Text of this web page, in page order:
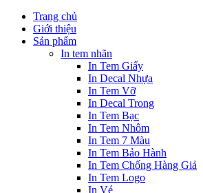
Trang chủ
Giới thiệu
Sản phẩm
In tem nhãn
In Tem Giấy
In Decal Nhựa
In Tem Vỡ
In Decal Trong
In Tem Bạc
In Tem Nhôm
In Tem 7 Màu
In Tem Bảo Hành
In Tem Chống Hàng Giả
In Tem Logo
In Vé